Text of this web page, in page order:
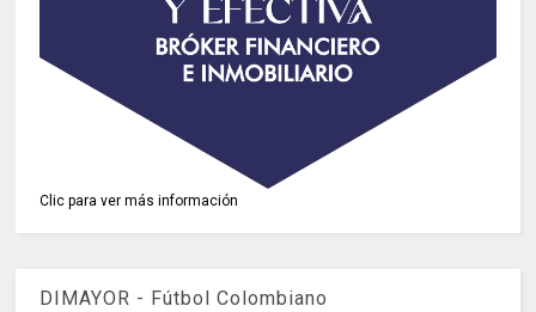
Clic para ver más información
DIMAYOR - Fútbol Colombiano